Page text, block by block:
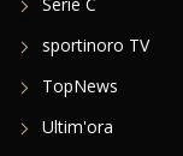
sportinoro TV
TopNews
Ultim'ora